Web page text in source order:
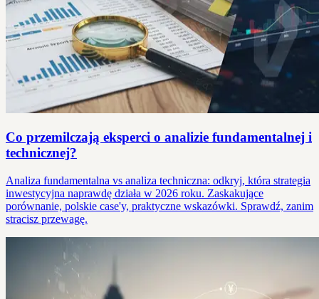
Co przemilczają eksperci o analizie fundamentalnej i
technicznej?
Analiza fundamentalna vs analiza techniczna: odkryj, która strategia
inwestycyjna naprawdę działa w 2026 roku. Zaskakujące
porównanie, polskie case'y, praktyczne wskazówki. Sprawdź, zanim
stracisz przewagę.